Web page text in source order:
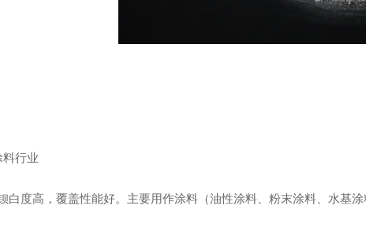
行业
白度高，覆盖性能好。主要用作涂料（油性涂料、粉末涂料、水基涂